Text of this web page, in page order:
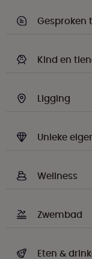
Gesproken
Kind en
Ligging
Unieke
Wellness
Zwembad
Eten &